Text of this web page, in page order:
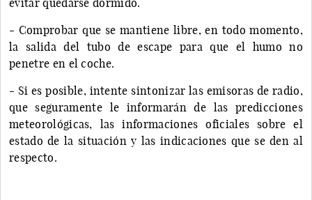
- Comprobar que se mantiene libre, en todo momento,
la salida del tubo de escape para que el humo no
penetre en el coche.
- Si es posible, intente sintonizar las emisoras de radio,
que seguramente le informarán de las predicciones
meteorológicas, las informaciones oficiales sobre el
estado de la situación y las indicaciones que se den al
respecto.